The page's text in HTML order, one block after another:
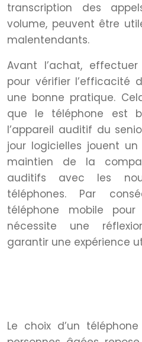
transcription des
volume, peuvent être
malentendants.
Avant l’achat,
pour vérifier l’efficacité
une bonne pratique.
que le téléphone est
l’appareil auditif du
jour logicielles jouent
maintien de la
auditifs avec les
téléphones. Par
téléphone mobile
nécessite une
garantir une expérience
Le choix d’un